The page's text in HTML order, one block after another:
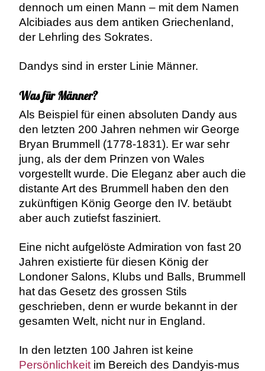
dennoch um einen Mann – mit dem Namen
Alcibiades aus dem antiken Griechenland,
der Lehrling des Sokrates.
Dandys sind in erster Linie Männer.
Was für Männer?
Als Beispiel für einen absoluten Dandy aus
den letzten 200 Jahren nehmen wir George
Bryan Brummell (1778-1831). Er war sehr
jung, als der dem Prinzen von Wales
vorgestellt wurde. Die Eleganz aber auch die
distante Art des Brummell haben den den
zukünftigen König George den IV. betäubt
aber auch zutiefst fasziniert.
Eine nicht aufgelöste Admiration von fast 20
Jahren existierte für diesen König der
Londoner Salons, Klubs und Balls, Brummell
hat das Gesetz des grossen Stils
geschrieben, denn er wurde bekannt in der
gesamten Welt, nicht nur in England.
In den letzten 100 Jahren ist keine
Persönlichkeit im Bereich des Dandyis-mus